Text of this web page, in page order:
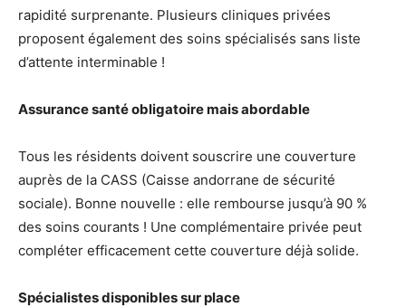
rapidité surprenante. Plusieurs cliniques privées
proposent également des soins spécialisés sans liste
d’attente interminable !
Assurance santé obligatoire mais abordable
Tous les résidents doivent souscrire une couverture
auprès de la CASS (Caisse andorrane de sécurité
sociale). Bonne nouvelle : elle rembourse jusqu’à 90 %
des soins courants ! Une complémentaire privée peut
compléter efficacement cette couverture déjà solide.
Spécialistes disponibles sur place